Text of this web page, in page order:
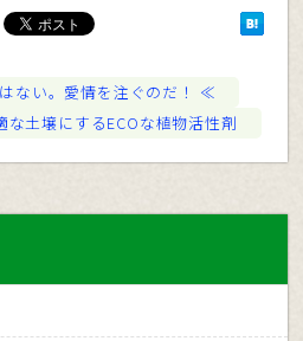
ない。愛情を注ぐのだ！
な土壌にするECOな植物活性剤